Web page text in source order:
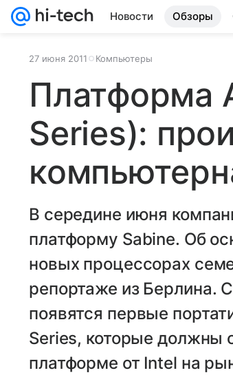
Новости Обзоры
27 июня 2011 Компьютеры
Платформа
Series):
В середине июня
платформу Sabine. Об
новых процессорах
репортаже из Берлина.
появятся первые
Series, которые должны
платформе от Intel на